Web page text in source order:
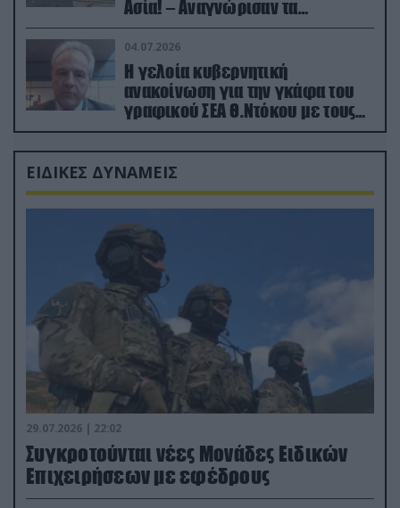
Ασία! – Αναγνώρισαν τα
κατεχόμενα; (φωτο)
04.07.2026
Η γελοία κυβερνητική
ανακοίνωση για την γκάφα του
γραφικού ΣΕΑ Θ.Ντόκου με τους
Ρώσους φαρσέρ
ΕΙΔΙΚΕΣ ΔΥΝΑΜΕΙΣ
29.07.2026 | 22:02
Συγκροτούνται νέες Μονάδες Ειδικών
Επιχειρήσεων με εφέδρους